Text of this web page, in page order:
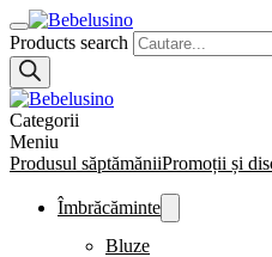
Products search
Categorii
Meniu
Produsul săptămăniiPromoții și
Îmbrăcăminte
Bluze